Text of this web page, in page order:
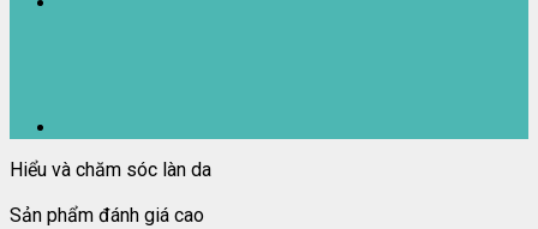
Hiểu và chăm sóc làn da
Sản phẩm đánh giá cao